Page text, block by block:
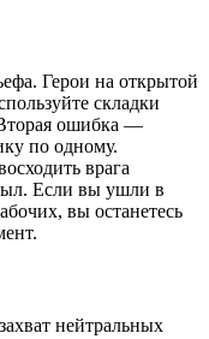
Герои на открытой
складки
ошибка —
по одному.
врага
Если вы ушли в
вы останетесь
нейтральных